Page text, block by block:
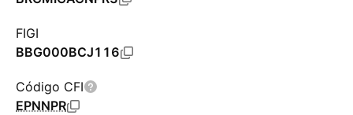
FIGI
BBG000BCJ116
Código CFI
EPNNPR